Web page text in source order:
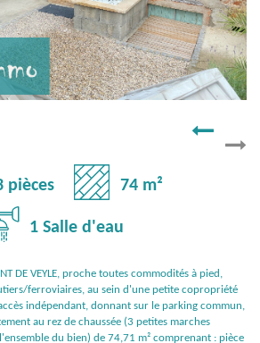
pièces 74 m²
1 Salle d'eau
DE VEYLE, proche toutes commodités à pied,
ferroviaires, au sein d'une petite copropriété
indépendant, donnant sur le parking commun,
au rez de chaussée (3 petites marches
du bien) de 74,71 m² comprenant : pièce